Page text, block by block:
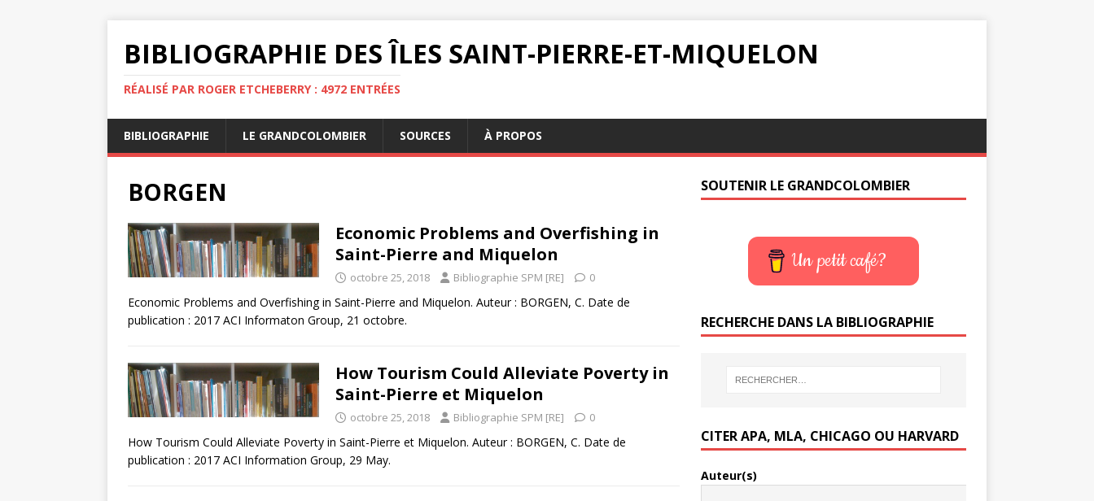
BIBLIOGRAPHIE DES ÎLES SAINT-PIERRE-ET-MIQUELON
RÉALISÉ PAR ROGER ETCHEBERRY : 4972 ENTRÉES
BIBLIOGRAPHIE LE GRANDCOLOMBIER SOURCES À PROPOS
BORGEN
Economic Problems and Overfishing in
Saint-Pierre and Miquelon
octobre 25, 2018 Bibliographie SPM [RE] 0
Economic Problems and Overfishing in Saint-Pierre and Miquelon. Auteur : BORGEN, C. Date de
publication : 2017 ACI Informaton Group, 21 octobre.
How Tourism Could Alleviate Poverty in
Saint-Pierre et Miquelon
octobre 25, 2018 Bibliographie SPM [RE] 0
How Tourism Could Alleviate Poverty in Saint-Pierre et Miquelon. Auteur : BORGEN, C. Date de
publication : 2017 ACI Information Group, 29 May.
SOUTENIR LE GRANDCOLOMBIER
Un petit café?
RECHERCHE DANS LA BIBLIOGRAPHIE
CITER APA, MLA, CHICAGO OU HARVARD
Auteur(s)